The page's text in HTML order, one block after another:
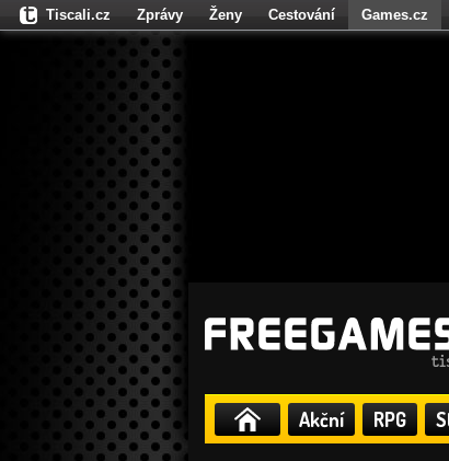
Akční RPG
Tiscali.cz Zprávy Ženy Cestování Games.cz
Fights.cz